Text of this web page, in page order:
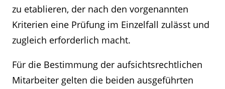
zu etablieren, der nach den vorgenannten
Kriterien eine Prüfung im Einzelfall zulässt und
zugleich erforderlich macht.
Für die Bestimmung der aufsichtsrechtlichen
Mitarbeiter gelten die beiden ausgeführten